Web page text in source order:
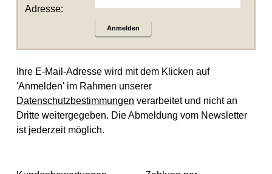
Adresse:
Anmelden
Ihre E-Mail-Adresse wird mit dem Klicken auf
'Anmelden' im Rahmen unserer
Datenschutzbestimmungen verarbeitet und nicht an
Dritte weitergegeben. Die Abmeldung vom Newsletter
ist jederzeit möglich.